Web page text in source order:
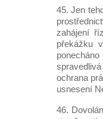
45. Jen
zahájení
překážku
ochrana
usnesení
46.